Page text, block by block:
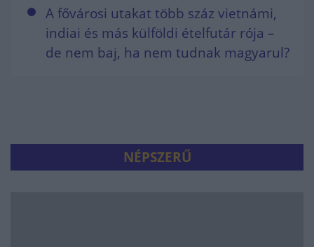
A fővárosi utakat több száz vietnámi,
indiai és más külföldi ételfutár rója –
de nem baj, ha nem tudnak magyarul?
NÉPSZERŰ